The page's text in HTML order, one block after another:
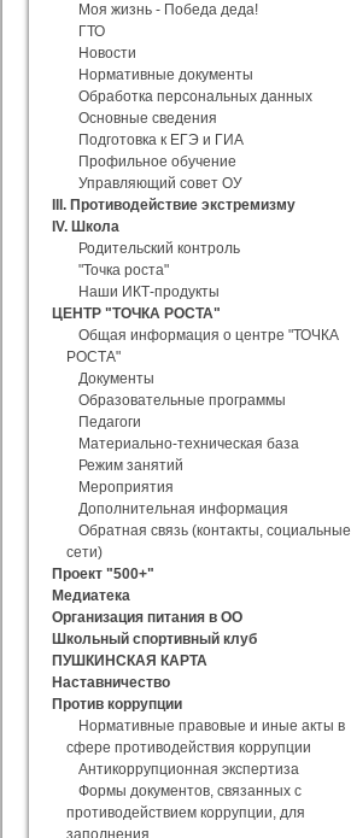
Моя жизнь - Победа деда!
ГТО
Новости
Нормативные документы
Обработка персональных данных
Основные сведения
Подготовка к ЕГЭ и ГИА
Профильное обучение
Управляющий совет ОУ
III. Противодействие экстремизму
IV. Школа
Родительский контроль
"Точка роста"
Наши ИКТ-продукты
ЦЕНТР "ТОЧКА РОСТА"
Общая информация о центре "ТОЧКА
РОСТА"
Документы
Образовательные программы
Педагоги
Материально-техническая база
Режим занятий
Мероприятия
Дополнительная информация
Обратная связь (контакты, социальные
сети)
Проект "500+"
Медиатека
Организация питания в ОО
Школьный спортивный клуб
ПУШКИНСКАЯ КАРТА
Наставничество
Против коррупции
Нормативные правовые и иные акты в
сфере противодействия коррупции
Антикоррупционная экспертиза
Формы документов, связанных с
противодействием коррупции, для
заполнения